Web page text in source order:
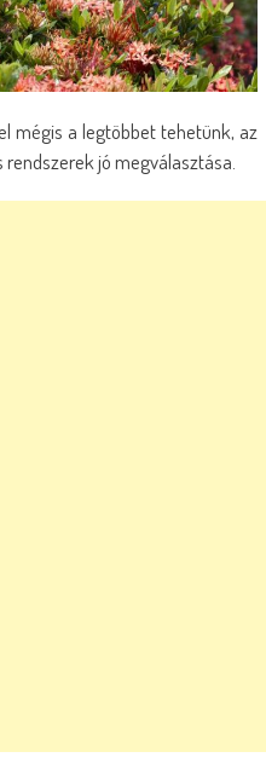
mégis a legtöbbet tehetünk, az
rendszerek jó megválasztása.